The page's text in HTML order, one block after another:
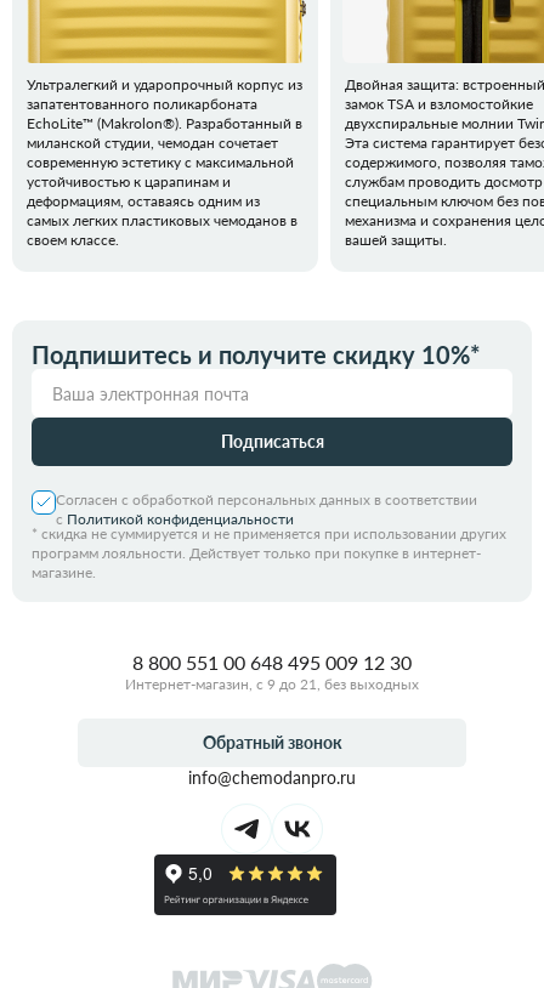
Ультралегкий и ударопрочный корпус из
запатентованного поликарбоната
EchoLite™ (Makrolon®). Разработанный в
миланской студии, чемодан сочетает
современную эстетику с максимальной
устойчивостью к царапинам и
деформациям, оставаясь одним из
самых легких пластиковых чемоданов в
своем классе.
Двойная защита:
замок TSA и взломостойкие
двухспиральные молнии
Эта система гарантирует
содержимого, позволяя
службам проводить досмотр
специальным ключом без
механизма и сохранения
вашей защиты.
Подпишитесь и получите скидку 10%*
Подписаться
Согласен с обработкой персональных данных в соответствии
с Политикой конфиденциальности
* скидка не суммируется и не применяется при использовании других
программ лояльности. Действует только при покупке в интернет-
магазине.
8 800 551 00 648 495 009 12 30
Интернет-магазин, с 9 до 21, без выходных
Обратный звонок
info@chemodanpro.ru